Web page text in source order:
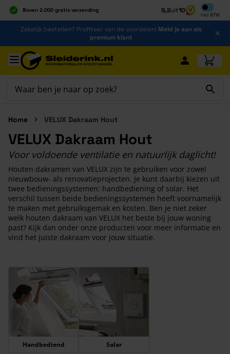
Boven 2.000 gratis verzending
Al 40 jaar dé specialist
Alles onder één dak
9,2uit10
Incl BTW
Inclusief
Ga naar de inhoud
Zakelijk bestellen? Profiteer van de voordelen! Meld je aan als
premium klant
Ga naar hoofdinhoud
Home VELUX Dakraam Hout
VELUX Dakraam Hout
Voor voldoende ventilatie en natuurlijk daglicht!
Houten dakramen van VELUX zijn te gebruiken voor zowel
nieuwbouw- als renovatieprojecten. Je kunt daarbij kiezen uit
twee bedieningssystemen: handbediening of solar. Het
verschil tussen beide bedieningssystemen heeft voornamelijk
te maken met gebruiksgemak en kosten. Ben je niet zeker
welk houten dakraam van VELUX het beste bij jouw woning
past? Kijk dan onder onze producten voor meer informatie en
vind het juiste dakraam voor jouw situatie.
Druk om carrousel over te slaan
Handbediend Solar